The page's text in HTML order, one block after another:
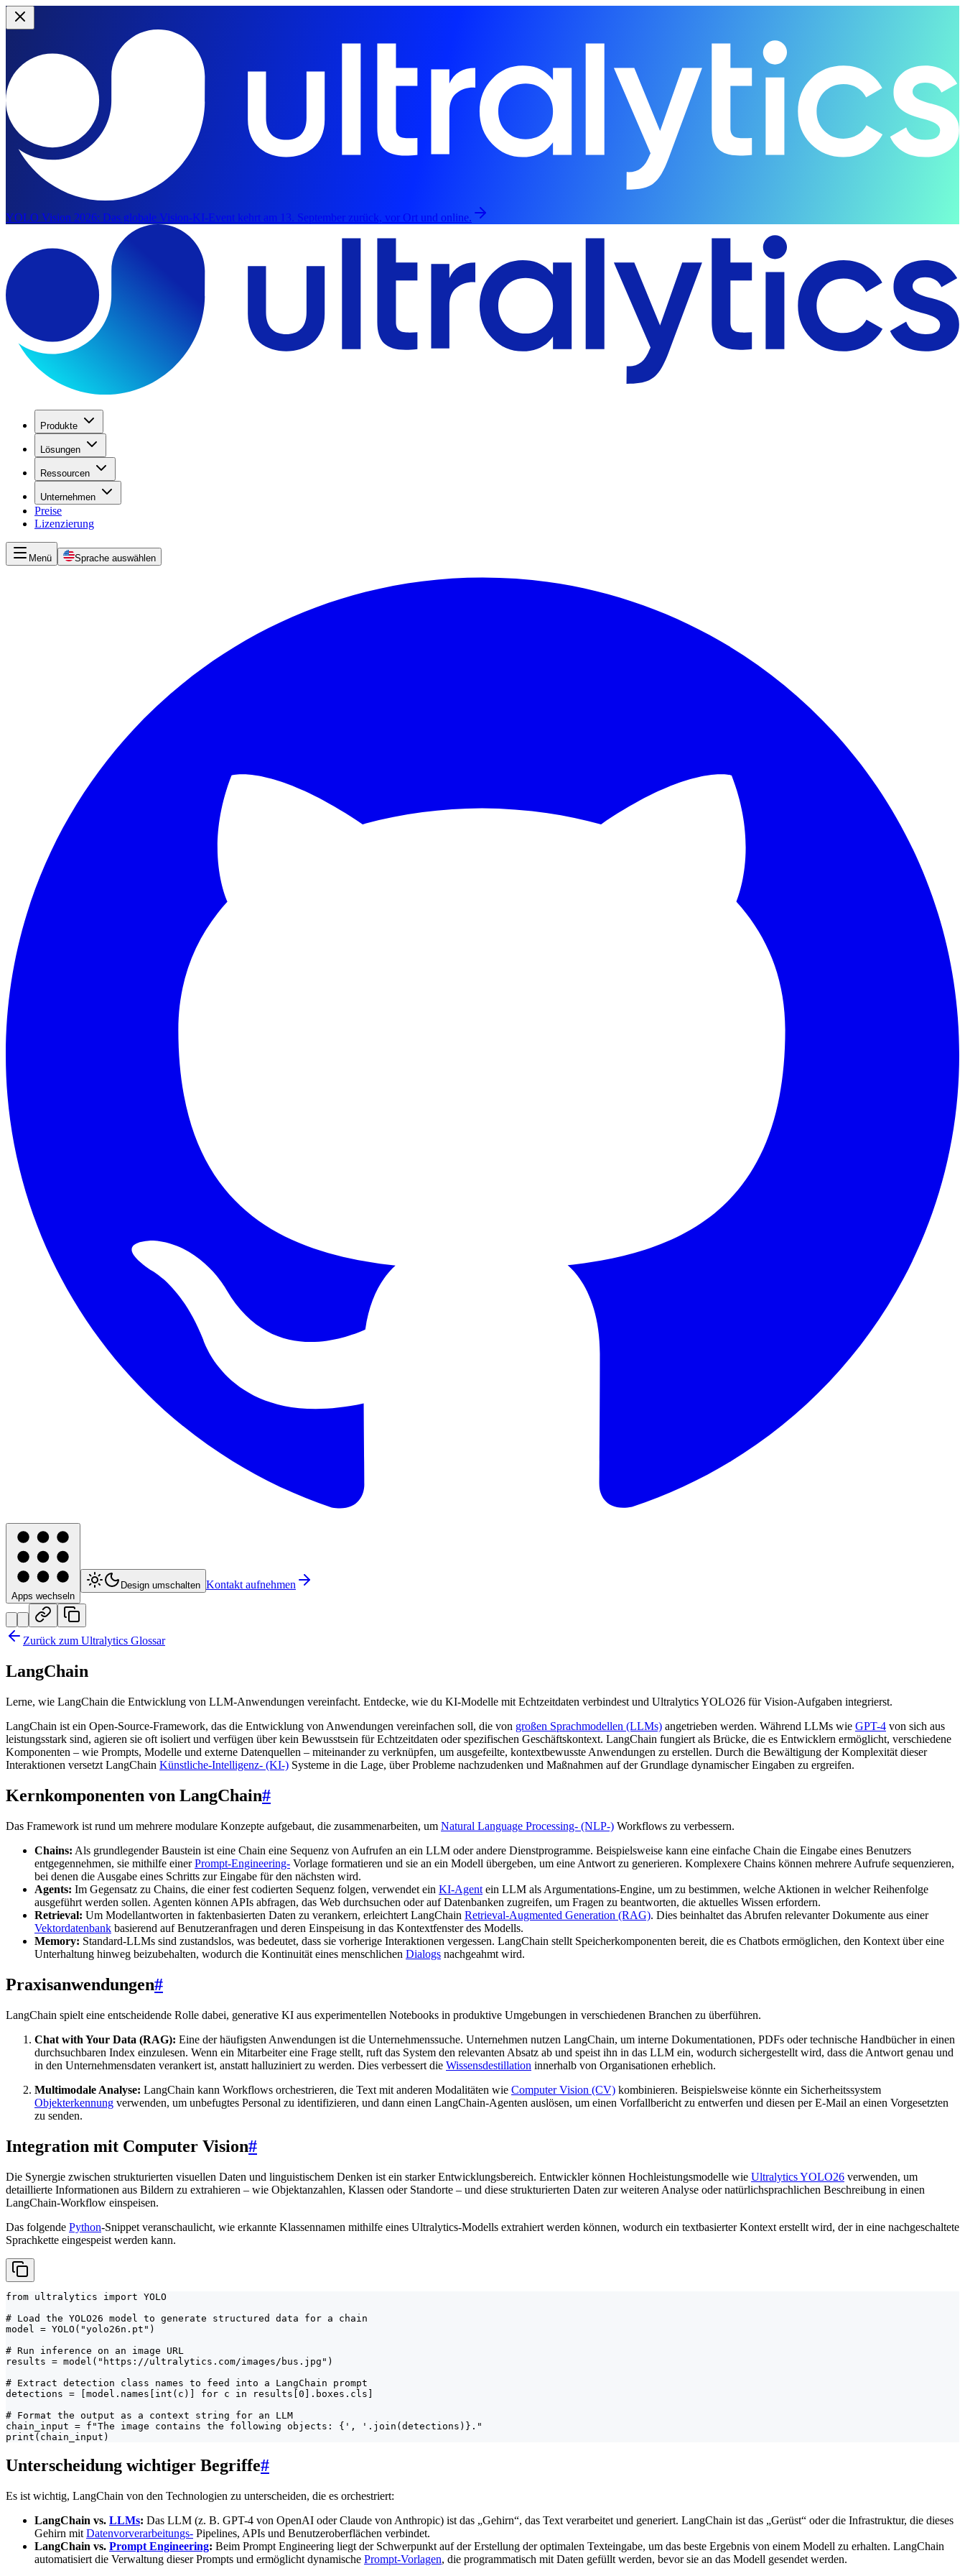
YOLO Vision 2026: Das globale Vision-KI-Event kehrt am 13. September zurück, vor Ort und online.
Produkte
Lösungen
Ressourcen
Unternehmen
Preise
Lizenzierung
Menü Sprache auswählen
Apps wechseln
Design umschalten Kontakt aufnehmen
Zurück zum Ultralytics Glossar
LangChain
Lerne, wie LangChain die Entwicklung von LLM-Anwendungen vereinfacht. Entdecke, wie du KI-Modelle mit Echtzeitdaten verbindest und Ultralytics YOLO26 für Vision-Aufgaben integrierst.
LangChain ist ein Open-Source-Framework, das die Entwicklung von Anwendungen vereinfachen soll, die von großen Sprachmodellen (LLMs) angetrieben werden. Während LLMs wie GPT-4 von sich aus
leistungsstark sind, agieren sie oft isoliert und verfügen über kein Bewusstsein für Echtzeitdaten oder spezifischen Geschäftskontext. LangChain fungiert als Brücke, die es Entwicklern ermöglicht, verschiedene
Komponenten – wie Prompts, Modelle und externe Datenquellen – miteinander zu verknüpfen, um ausgefeilte, kontextbewusste Anwendungen zu erstellen. Durch die Bewältigung der Komplexität dieser
Interaktionen versetzt LangChain Künstliche-Intelligenz- (KI-) Systeme in die Lage, über Probleme nachzudenken und Maßnahmen auf der Grundlage dynamischer Eingaben zu ergreifen.
Kernkomponenten von LangChain#
Das Framework ist rund um mehrere modulare Konzepte aufgebaut, die zusammenarbeiten, um Natural Language Processing- (NLP-) Workflows zu verbessern.
Chains: Als grundlegender Baustein ist eine Chain eine Sequenz von Aufrufen an ein LLM oder andere Dienstprogramme. Beispielsweise kann eine einfache Chain die Eingabe eines Benutzers
entgegennehmen, sie mithilfe einerPrompt-Engineering- Vorlage formatieren und sie an ein Modell übergeben, um eine Antwort zu generieren. Komplexere Chains können mehrere Aufrufe sequenzieren,
bei denen die Ausgabe eines Schritts zur Eingabe für den nächsten wird.
Agents: Im Gegensatz zu Chains, die einer fest codierten Sequenz folgen, verwendet ein KI-Agent ein LLM als Argumentations-Engine, um zu bestimmen, welche Aktionen in welcher Reihenfolge
ausgeführt werden sollen. Agenten können APIs abfragen, das Web durchsuchen oder auf Datenbanken zugreifen, um Fragen zu beantworten, die aktuelles Wissen erfordern.
Retrieval: Um Modellantworten in faktenbasierten Daten zu verankern, erleichtert LangChain Retrieval-Augmented Generation (RAG). Dies beinhaltet das Abrufen relevanter Dokumente aus einer
Vektordatenbank basierend auf Benutzeranfragen und deren Einspeisung in das Kontextfenster des Modells.
Memory: Standard-LLMs sind zustandslos, was bedeutet, dass sie vorherige Interaktionen vergessen. LangChain stellt Speicherkomponenten bereit, die es Chatbots ermöglichen, den Kontext über eine
Unterhaltung hinweg beizubehalten, wodurch die Kontinuität eines menschlichen Dialogs nachgeahmt wird.
Praxisanwendungen#
LangChain spielt eine entscheidende Rolle dabei, generative KI aus experimentellen Notebooks in produktive Umgebungen in verschiedenen Branchen zu überführen.
Chat with Your Data (RAG): Eine der häufigsten Anwendungen ist die Unternehmenssuche. Unternehmen nutzen LangChain, um interne Dokumentationen, PDFs oder technische Handbücher in einen
durchsuchbaren Index einzulesen. Wenn ein Mitarbeiter eine Frage stellt, ruft das System den relevanten Absatz ab und speist ihn in das LLM ein, wodurch sichergestellt wird, dass die Antwort genau und
in den Unternehmensdaten verankert ist, anstatt halluziniert zu werden. Dies verbessert die Wissensdestillation innerhalb von Organisationen erheblich.
Multimodale Analyse: LangChain kann Workflows orchestrieren, die Text mit anderen Modalitäten wie Computer Vision (CV) kombinieren. Beispielsweise könnte ein Sicherheitssystem
Objekterkennung verwenden, um unbefugtes Personal zu identifizieren, und dann einen LangChain-Agenten auslösen, um einen Vorfallbericht zu entwerfen und diesen per E-Mail an einen Vorgesetzten
zu senden.
Integration mit Computer Vision#
Die Synergie zwischen strukturierten visuellen Daten und linguistischem Denken ist ein starker Entwicklungsbereich. Entwickler können Hochleistungsmodelle wie Ultralytics YOLO26 verwenden, um
detaillierte Informationen aus Bildern zu extrahieren – wie Objektanzahlen, Klassen oder Standorte – und diese strukturierten Daten zur weiteren Analyse oder natürlichsprachlichen Beschreibung in einen
LangChain-Workflow einspeisen.
Das folgende Python-Snippet veranschaulicht, wie erkannte Klassennamen mithilfe eines Ultralytics-Modells extrahiert werden können, wodurch ein textbasierter Kontext erstellt wird, der in eine nachgeschaltete
Sprachkette eingespeist werden kann.
from ultralytics import YOLO
# Load the YOLO26 model to generate structured data for a chain
model = YOLO("yolo26n.pt")
# Run inference on an image URL
results = model("https://ultralytics.com/images/bus.jpg")
# Extract detection class names to feed into a LangChain prompt
detections = [model.names[int(c)] for c in results[0].boxes.cls]
# Format the output as a context string for an LLM
chain_input = f"The image contains the following objects: {', '.join(detections)}."
print(chain_input)
Unterscheidung wichtiger Begriffe#
Es ist wichtig, LangChain von den Technologien zu unterscheiden, die es orchestriert:
LangChain vs. LLMs: Das LLM (z. B. GPT-4 von OpenAI oder Claude von Anthropic) ist das „Gehirn“, das Text verarbeitet und generiert. LangChain ist das „Gerüst“ oder die Infrastruktur, die dieses
Gehirn mit Datenvorverarbeitungs- Pipelines, APIs und Benutzeroberflächen verbindet.
LangChain vs. Prompt Engineering: Beim Prompt Engineering liegt der Schwerpunkt auf der Erstellung der optimalen Texteingabe, um das beste Ergebnis von einem Modell zu erhalten. LangChain
automatisiert die Verwaltung dieser Prompts und ermöglicht dynamische Prompt-Vorlagen, die programmatisch mit Daten gefüllt werden, bevor sie an das Modell gesendet werden.